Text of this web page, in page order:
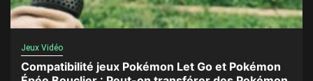
Jeux Vidéo
Compatibilité jeux Pokémon Let Go et Pokémon